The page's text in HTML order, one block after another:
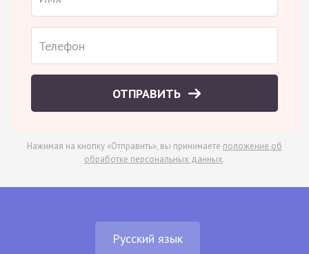
ОТПРАВИТЬ
Нажимая на кнопку «Отправить», вы принимаете положение об
обработке персональных данных.
Русский язык